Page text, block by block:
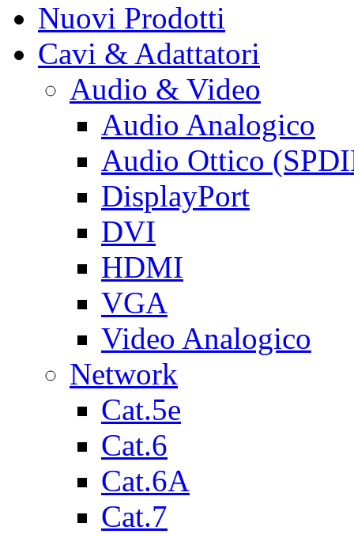
Nuovi Prodotti
Cavi & Adattatori
Audio & Video
Audio Analogico
Audio Ottico
DisplayPort
DVI
HDMI
VGA
Video Analogico
Network
Cat.5e
Cat.6
Cat.6A
Cat.7